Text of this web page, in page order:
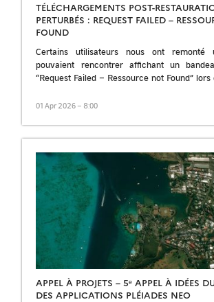
TÉLÉCHARGEMENTS POST-
PERTURBÉS : REQUEST FAILED –
FOUND
Certains utilisateurs nous ont remonté
pouvaient rencontrer affichant un
“Request Failed – Ressource not Found” lors
01 Apr 2026 – 8:00
APPEL À PROJETS – 5ᵉ APPEL À IDÉES
DES APPLICATIONS PLÉIADES NEO